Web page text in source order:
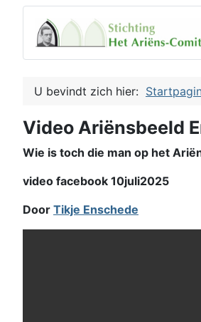
U bevindt zich hier:
Video Ariënsbeeld
Wie is toch die man op het
video facebook 10juli2025
Door Tikje Enschede